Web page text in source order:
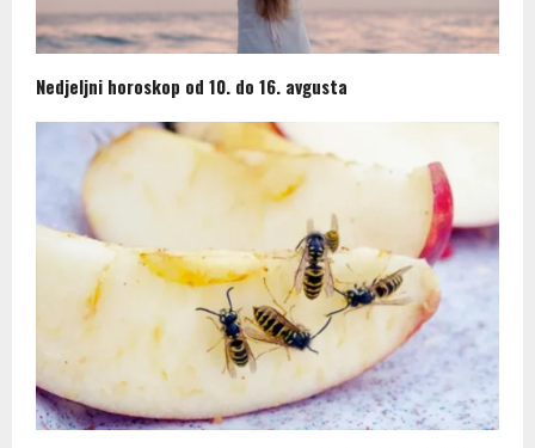
Nedjeljni horoskop od 10. do 16. avgusta